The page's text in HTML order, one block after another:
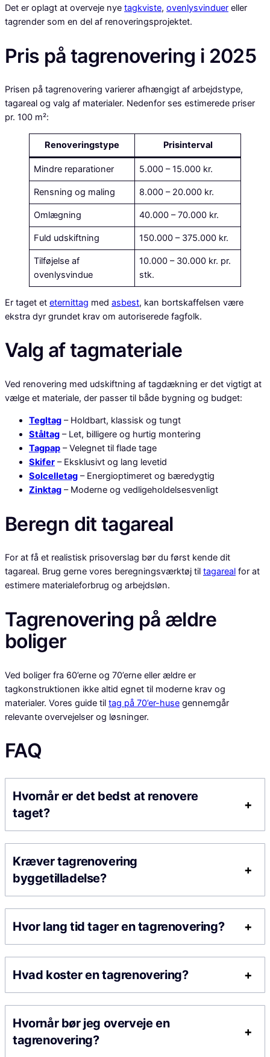
Det er oplagt at overveje nye tagkviste, ovenlysvinduer eller
tagrender som en del af renoveringsprojektet.
Pris på tagrenovering i 2025
Prisen på tagrenovering varierer afhængigt af arbejdstype,
tagareal og valg af materialer. Nedenfor ses estimerede priser
pr. 100 m²:
Renoveringstype Prisinterval
Mindre reparationer 5.000 – 15.000 kr.
Rensning og maling 8.000 – 20.000 kr.
Omlægning 40.000 – 70.000 kr.
Fuld udskiftning 150.000 – 375.000 kr.
Tilføjelse af
ovenlysvindue
10.000 – 30.000 kr. pr.
stk.
Er taget et eternittag med asbest, kan bortskaffelsen være
ekstra dyr grundet krav om autoriserede fagfolk.
Valg af tagmateriale
Ved renovering med udskiftning af tagdækning er det vigtigt at
vælge et materiale, der passer til både bygning og budget:
Tegltag – Holdbart, klassisk og tungt
Ståltag – Let, billigere og hurtig montering
Tagpap – Velegnet til flade tage
Skifer – Eksklusivt og lang levetid
Solcelletag – Energioptimeret og bæredygtig
Zinktag – Moderne og vedligeholdelsesvenligt
Beregn dit tagareal
For at få et realistisk prisoverslag bør du først kende dit
tagareal. Brug gerne vores beregningsværktøj til tagareal for at
estimere materialeforbrug og arbejdsløn.
Tagrenovering på ældre
boliger
Ved boliger fra 60’erne og 70’erne eller ældre er
tagkonstruktionen ikke altid egnet til moderne krav og
materialer. Vores guide til tag på 70’er-huse gennemgår
relevante overvejelser og løsninger.
FAQ
Hvornår er det bedst at renovere
taget?
Kræver tagrenovering
byggetilladelse?
Hvor lang tid tager en tagrenovering?
Hvad koster en tagrenovering?
Hvornår bør jeg overveje en
tagrenovering?